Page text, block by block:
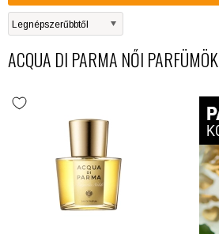
ACQUA DI PARMA NŐI PARFÜMÖK